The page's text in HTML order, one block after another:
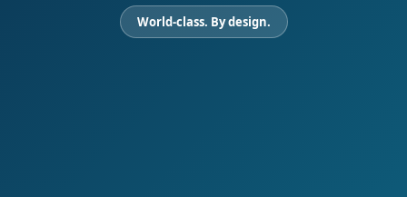
World-class. By design.